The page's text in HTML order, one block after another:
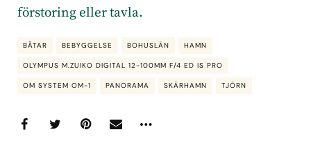
förstoring eller tavla.
BÅTAR BEBYGGELSE BOHUSLÄN HAMN
OLYMPUS M.ZUIKO DIGITAL 12-100MM F/4 ED IS PRO
OM SYSTEM OM-1 PANORAMA SKÄRHAMN TJÖRN